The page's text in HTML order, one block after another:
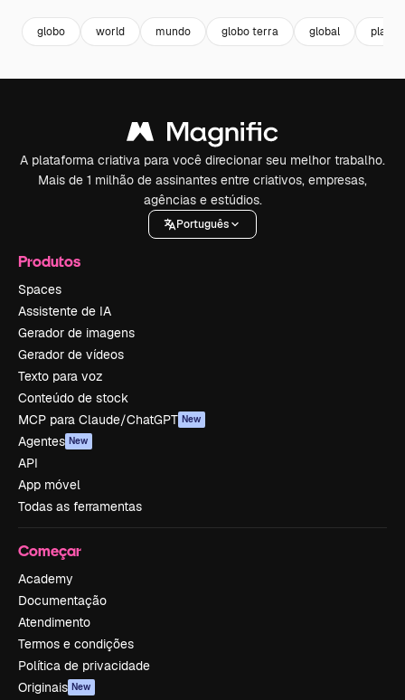
globo world mundo globo terra global
A plataforma criativa para você direcionar seu melhor trabalho.
Mais de 1 milhão de assinantes entre criativos, empresas,
agências e estúdios.
Português
Produtos
Spaces
Assistente de IA
Gerador de imagens
Gerador de vídeos
Texto para voz
Conteúdo de stock
MCP para Claude/ChatGPT New
Agentes New
API
App móvel
Todas as ferramentas
Começar
Academy
Documentação
Atendimento
Termos e condições
Política de privacidade
Originais New